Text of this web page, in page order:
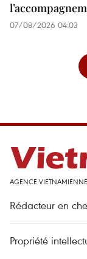
07/08/2026 04:03
AGENCE
Rédacteur en
Propriété